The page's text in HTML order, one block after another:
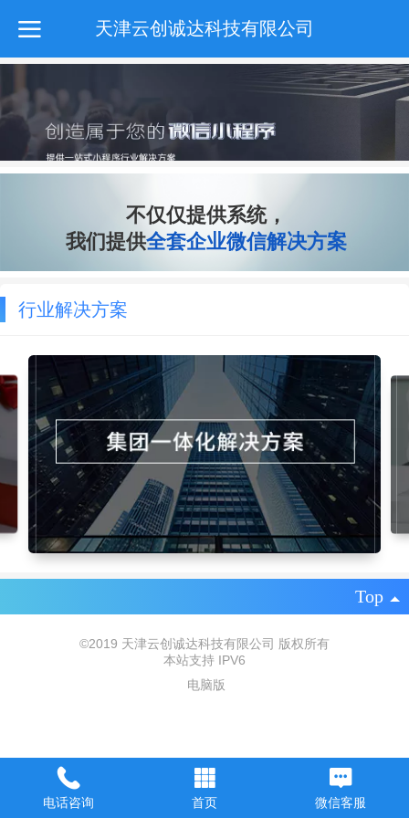
天津云创诚达科技有限公司
海量曝光
背靠各大平台 亿万流量触
手可及
自带社交属性 裂变玩法加
速传播
低成本拓客
自有私域牢牢锁客 持续触达
超强用户粘性
比H5更稳定 比
用户体验更佳
不仅仅提供系统，
我们提供全套企业微信解决方案
服务团队
专业运营团队陪跑式服务，随时监督和指
导，贡献运营建议
广告资源
海量优质广告资源位提供，营销活动精准触
达目标客户群
经营策略
制解决方案
系统工具
提供有效且有用的系统及工具。支持定制和对
行业解决方案
Top
©2019 天津云创诚达科技有限公司 版权所有
本站支持 IPV6
电脑版
电话咨询 首页 微信客服